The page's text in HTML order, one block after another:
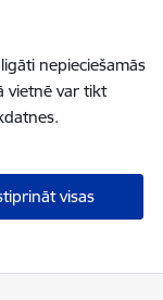
nepieciešamās
vietnē var tikt
visas